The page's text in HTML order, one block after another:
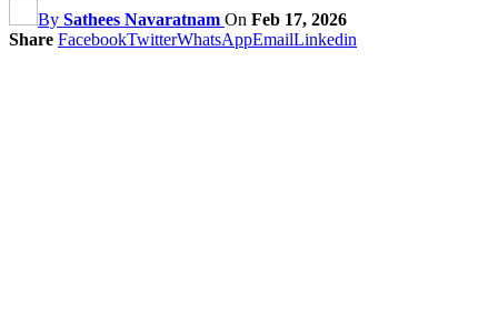
By Sathees Navaratnam On Feb 17, 2026
Share FacebookTwitterWhatsAppEmailLinkedin